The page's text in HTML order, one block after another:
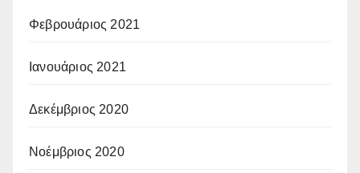
Φεβρουάριος 2021
Ιανουάριος 2021
Δεκέμβριος 2020
Νοέμβριος 2020